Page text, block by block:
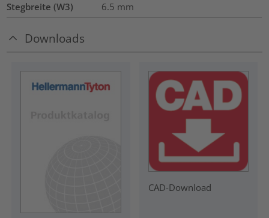
Stegbreite (W3)
6.5 mm
Downloads
CAD-Download